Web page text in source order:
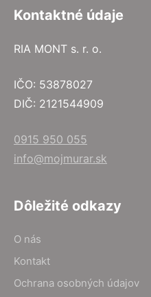
Kontaktné údaje
RIA MONT s. r. o.
IČO: 53878027
DIČ: 2121544909
0915 950 055
info@mojmurar.sk
Dôležité odkazy
O nás
Kontakt
Ochrana osobných údajov